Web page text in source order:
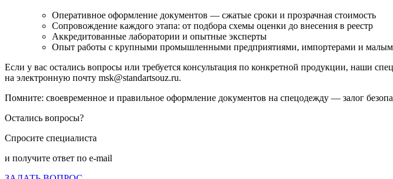
Оперативное оформление документов — сжатые сроки и прозрачная стоимость
Сопровождение каждого этапа: от подбора схемы оценки до внесения в реестр
Аккредитованные лаборатории и опытные эксперты
Опыт работы с крупными промышленными предприятиями, импортерами и малым
Если у вас остались вопросы или требуется консультация по конкретной продукции, наши
на электронную почту msk@standartsouz.ru.
Помните: своевременное и правильное оформление документов на спецодежду — залог
Остались вопросы?
Спросите специалиста
и получите ответ по e-mail